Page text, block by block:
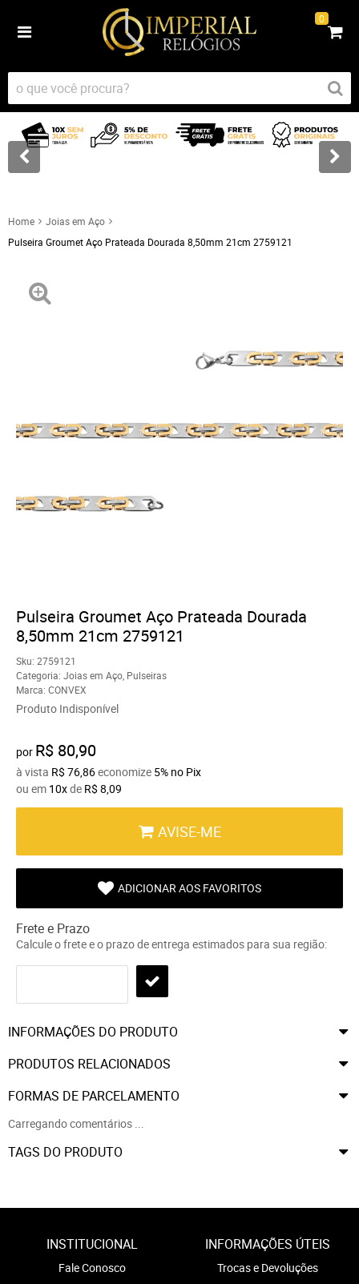
0
Home
Joias em Aço
Pulseira Groumet Aço Prateada Dourada 8,50mm 21cm 2759121
Pulseira Groumet Aço Prateada Dourada
8,50mm 21cm 2759121
Sku: 2759121
Categoria: Joias em Aço Pulseiras
Marca: CONVEX
Produto Indisponível
por R$ 80,90
à vista R$ 76,86economize 5% no Pix
ou em 10xde R$ 8,09
AVISE-ME
ADICIONAR AOS FAVORITOS
Frete e Prazo
Calcule o frete e o prazo de entrega estimados para sua região:
INFORMAÇÕES DO PRODUTO
PRODUTOS RELACIONADOS
FORMAS DE PARCELAMENTO
Carregando comentários ...
TAGS DO PRODUTO
INSTITUCIONAL
Fale Conosco
INFORMAÇÕES ÚTEIS
Trocas e Devoluções